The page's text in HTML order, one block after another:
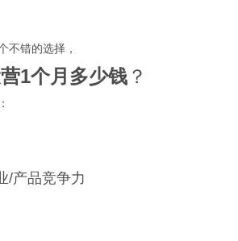
不错的选择，
1个月多少钱 ？
/产品竞争力